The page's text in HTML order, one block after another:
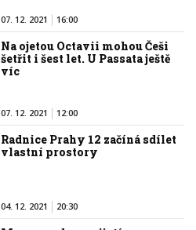
07. 12. 2021 16:00
Na ojetou Octavii mohou Češi
šetřit i šest let. U Passata ještě
víc
07. 12. 2021 12:00
Radnice Prahy 12 začíná sdílet
vlastní prostory
04. 12. 2021 20:30